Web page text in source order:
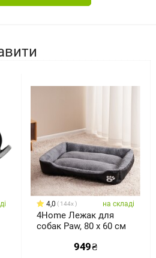
4,0 144x на складі
4Home Лежак для
собак Paw, 80 x 60 см
949₴